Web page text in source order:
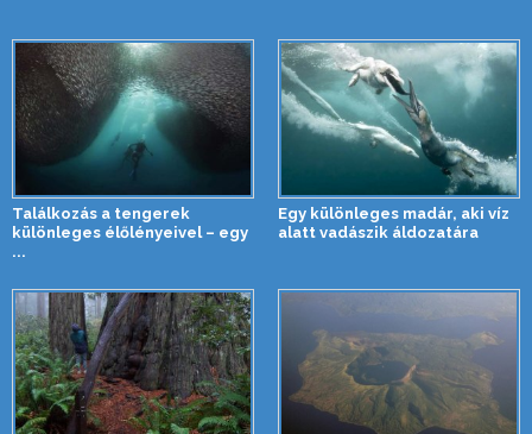
Találkozás a tengerek
különleges élőlényeivel – egy
...
Egy különleges madár, aki víz
alatt vadászik áldozatára